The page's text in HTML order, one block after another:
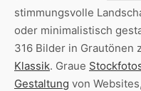
stimmungsvolle
oder minimalistisch
316 Bilder in Grautönen
Klassik. Graue
Gestaltung von